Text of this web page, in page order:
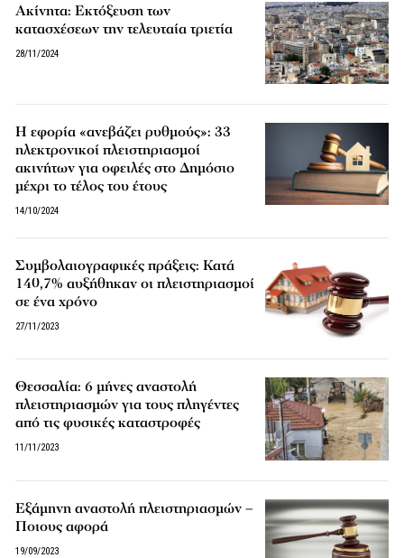
Ακίνητα: Εκτόξευση των
κατασχέσεων την τελευταία τριετία
28/11/2024
Η εφορία «ανεβάζει ρυθμούς»: 33
ηλεκτρονικοί πλειστηριασμοί
ακινήτων για οφειλές στο Δημόσιο
μέχρι το τέλος του έτους
14/10/2024
Συμβολαιογραφικές πράξεις: Κατά
140,7% αυξήθηκαν οι πλειστηριασμοί
σε ένα χρόνο
27/11/2023
Θεσσαλία: 6 μήνες αναστολή
πλειστηριασμών για τους πληγέντες
από τις φυσικές καταστροφές
11/11/2023
Εξάμηνη αναστολή πλειστηριασμών –
Ποιους αφορά
19/09/2023